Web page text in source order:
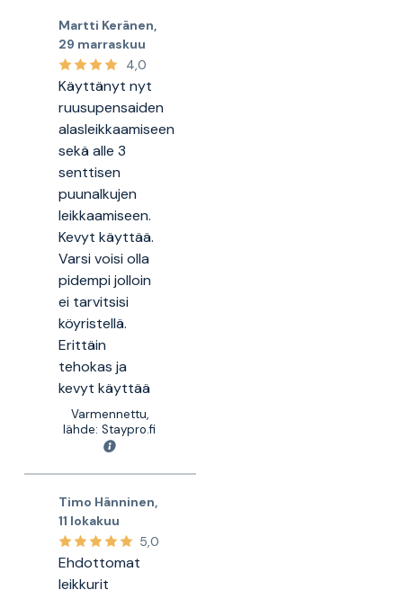
Martti Keränen,
29 marraskuu
4,0
Käyttänyt nyt
ruusupensaiden
alasleikkaamiseen
sekä alle 3
senttisen
puunalkujen
leikkaamiseen.
Kevyt käyttää.
Varsi voisi olla
pidempi jolloin
ei tarvitsisi
köyristellä.
Erittäin
tehokas ja
kevyt käyttää
Varmennettu,
lähde: Staypro.fi
Timo Hänninen,
11 lokakuu
5,0
Ehdottomat
leikkurit